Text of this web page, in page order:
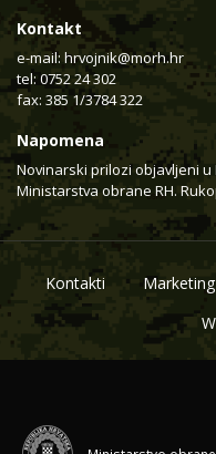
Kontakt
e-mail: hrvojnik@morh.hr
tel: 0752 24 302
fax: 385 1/3784 322
Napomena
Novinarski prilozi objavljeni
Ministarstva obrane RH.
Kontakti Marketing